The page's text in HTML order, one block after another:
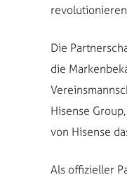
Die
die
Hisense
von Hisense
Als offizieller